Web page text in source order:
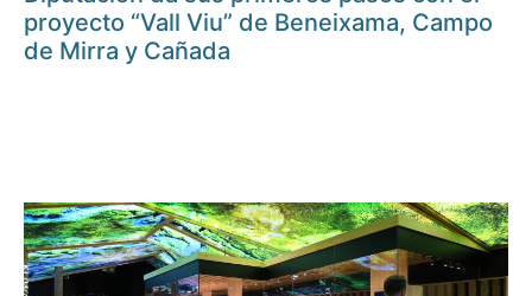
proyecto “Vall Viu” de Beneixama, Campo
de Mirra y Cañada